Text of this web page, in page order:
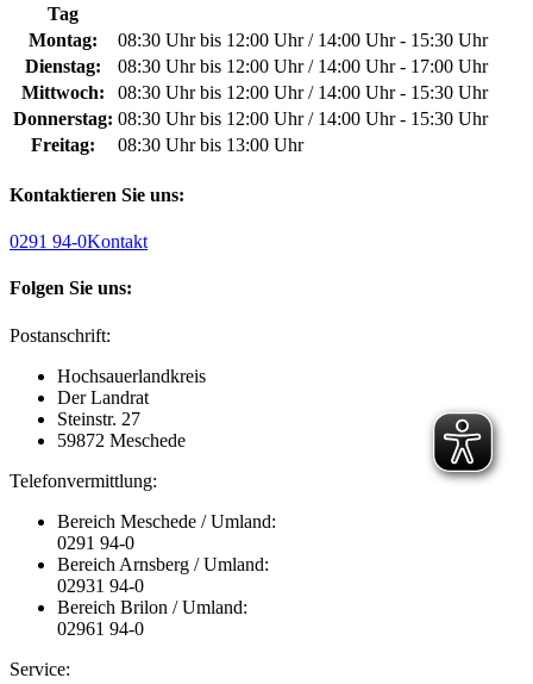
Tag
Montag:
08:30 Uhr bis 12:00 Uhr / 14:00 Uhr - 15:30 Uhr
Dienstag:
08:30 Uhr bis 12:00 Uhr / 14:00 Uhr - 17:00 Uhr
Mittwoch:
08:30 Uhr bis 12:00 Uhr / 14:00 Uhr - 15:30 Uhr
Donnerstag: 08:30 Uhr bis 12:00 Uhr / 14:00 Uhr - 15:30 Uhr
Freitag:
08:30 Uhr bis 13:00 Uhr
Kontaktieren Sie uns:
0291 94-0Kontakt
Folgen Sie uns:
Postanschrift:
Hochsauerlandkreis
Der Landrat
Steinstr. 27
59872 Meschede
Telefonvermittlung:
Bereich Meschede / Umland:
0291 94-0
Bereich Arnsberg / Umland:
02931 94-0
Bereich Brilon / Umland:
02961 94-0
Service: